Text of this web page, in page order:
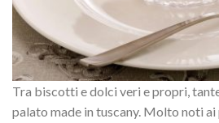
Tra biscotti e dolci veri e propri,
palato made in tuscany. Molto noti